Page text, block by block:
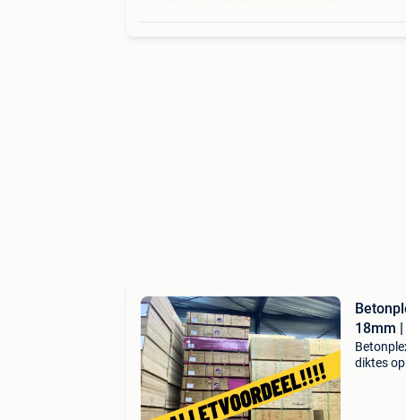
18mm |
diktes